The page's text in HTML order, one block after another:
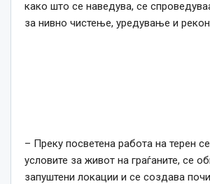
како што се наведува, се
за нивно чистење, уредување и
– Преку посветена работа на терен
условите за живот на граѓаните, се
запуштени локации и се создава